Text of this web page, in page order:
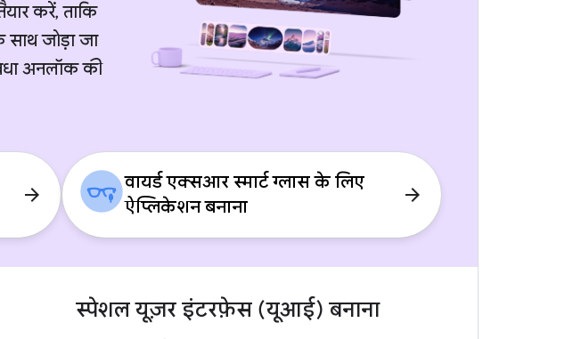
करें, ताकि
साथ जोड़ा जा
अनलॉक की
arrow_forward
वायर्ड एक्सआर स्मार्ट ग्लास के लिए
ऐप्लिकेशन बनाना
arrow_forward
स्पेशल यूज़र इंटरफ़ेस (यूआई) बनाना